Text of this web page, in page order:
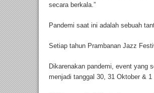
secara berkala.”
Pandemi saat ini adalah sebuah
Setiap tahun Prambanan Jazz
Dikarenakan pandemi, event yang
menjadi tanggal 30, 31 Oktober & 1